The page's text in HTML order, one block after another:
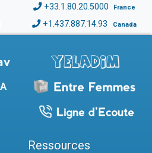
+33.1.80.20.5000 France
+1.437.887.14.93 Canada
Ressources